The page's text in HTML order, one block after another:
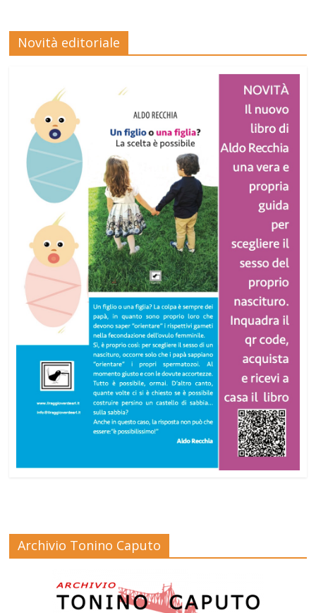
Novità editoriale
Archivio Tonino Caputo